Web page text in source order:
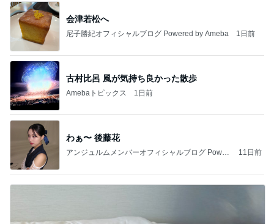
会津若松へ
尼子勝紀オフィシャルブログ Powered by Ameba 1日前
古村比呂 風が気持ち良かった散歩
Amebaトピックス 1日前
わぁ〜 後藤花
アンジュルムメンバーオフィシャルブログ Power
11日前